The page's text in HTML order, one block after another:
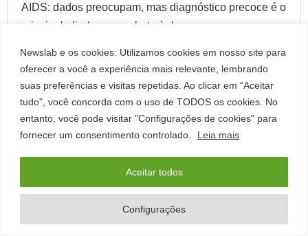
Newslab e os cookies: Utilizamos cookies em nosso site para
oferecer a você a experiência mais relevante, lembrando
suas preferências e visitas repetidas. Ao clicar em “Aceitar
tudo”, você concorda com o uso de TODOS os cookies. No
entanto, você pode visitar "Configurações de cookies" para
fornecer um consentimento controlado.
Leia mais
Configurações
Aceitar todos
AIDS: dados preocupam, mas diagnóstico precoce é o
principal aliado no combate à doença
ampliar o acesso ao cuidado
RNAs circulares ampliam o horizonte da biópsia
líquida no câncer
Antes que o hemograma mude: genômica revela
sinais precoces da progressão de neoplasias